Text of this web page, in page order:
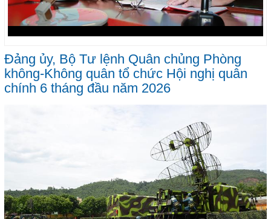
Đảng ủy, Bộ Tư lệnh Quân chủng Phòng
không-Không quân tổ chức Hội nghị quân
chính 6 tháng đầu năm 2026